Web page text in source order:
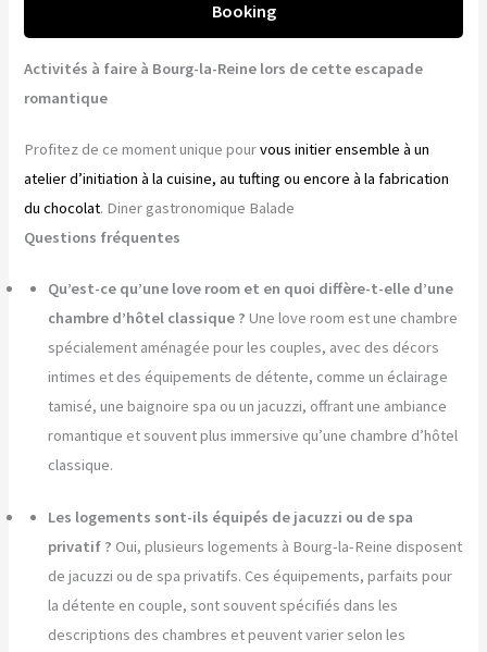
Booking
Activités à faire à Bourg-la-Reine lors de cette escapade
romantique
Profitez de ce moment unique pourvous initier ensemble à un
atelier d’initiation à la cuisine, au tufting ou encore à la fabrication
du chocolat. Diner gastronomique Balade
Questions fréquentes
Qu’est-ce qu’une love room et en quoi diffère-t-elle d’une
chambre d’hôtel classique ? Une love room est une chambre
spécialement aménagée pour les couples, avec des décors
intimes et des équipements de détente, comme un éclairage
tamisé, une baignoire spa ou un jacuzzi, offrant une ambiance
romantique et souvent plus immersive qu’une chambre d’hôtel
classique.
Les logements sont-ils équipés de jacuzzi ou de spa
privatif ? Oui, plusieurs logements à Bourg-la-Reine disposent
de jacuzzi ou de spa privatifs. Ces équipements, parfaits pour
la détente en couple, sont souvent spécifiés dans les
descriptions des chambres et peuvent varier selon les